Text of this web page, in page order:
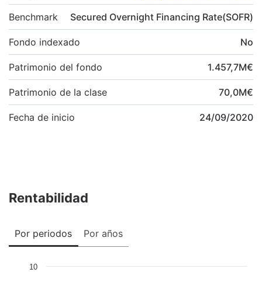
Benchmark Secured Overnight Financing Rate(SOFR)
Fondo indexado No
Patrimonio del fondo 1.457,7M€
Patrimonio de la clase 70,0M€
Fecha de inicio 24/09/2020
Rentabilidad
Por periodos Por años
10